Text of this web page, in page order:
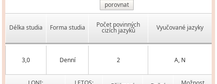
porovnat
Délka studia Forma studia Počet povinných
cizích jazyků Vyučované jazyky
3,0 Denní 2 A, N